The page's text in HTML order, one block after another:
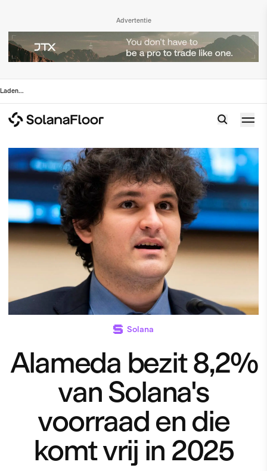
Advertentie
Laden...
Solana
Alameda bezit 8,2%
van Solana's
voorraad en die
komt vrij in 2025